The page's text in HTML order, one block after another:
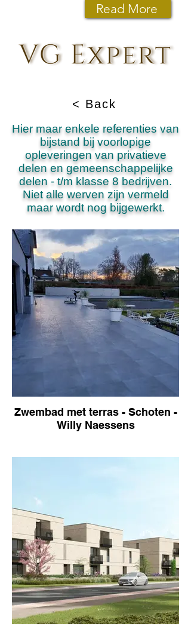
Read More
< Back
Hier maar enkele referenties van
bijstand bij voorlopige
opleveringen van privatieve
delen en gemeenschappelijke
delen - t/m klasse 8 bedrijven.
Niet alle werven zijn vermeld
maar wordt nog bijgewerkt.
Zwembad met terras - Schoten -
Willy Naessens